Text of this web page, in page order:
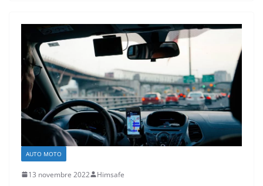
AUTO MOTO
13 novembre 2022 Himsafe